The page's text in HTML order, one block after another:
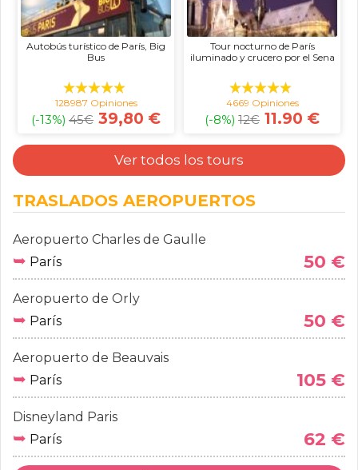
Autobús turístico de París, Big
Bus
128987 Opiniones
(-13%) 45€ 39,80 €
Tour nocturno de París
iluminado y crucero por el Sena
4669 Opiniones
(-8%) 12€ 11.90 €
Ver todos los tours
TRASLADOS AEROPUERTOS
Aeropuerto Charles de Gaulle
➥ París 50 €
Aeropuerto de Orly
➥ París 50 €
Aeropuerto de Beauvais
➥ París 105 €
Disneyland Paris
➥ París 62 €